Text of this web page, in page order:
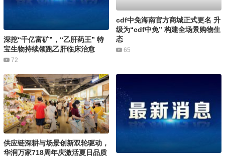
深挖“千亿富矿”，“乙肝药王” 特
宝生物持续领跑乙肝临床治愈
72
cdf中免海南官方商城正式更名 升
级为“cdf中免” 构建全场景购物生
态
65
供应链深耕与场景创新双轮驱动，
华润万家718周年庆激活夏日品质